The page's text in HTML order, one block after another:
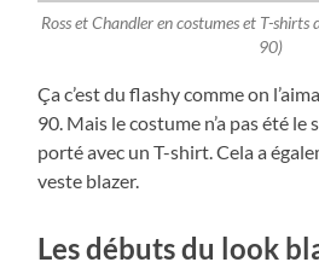
Ross et Chandler en costumes et T-shirts
90)
Ça c’est du flashy comme on
90. Mais le costume n’a pas été
porté avec un T-shirt. Cela a
veste blazer.
Les débuts du look